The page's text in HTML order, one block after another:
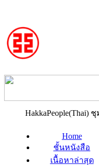
HakkaPeople(Thai)
Home
ชั้นหนังสือ
เนื้อหาล่าสุด